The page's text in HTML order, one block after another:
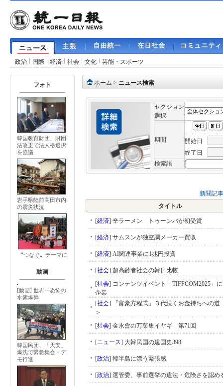
政治 国際 経済 社会 文化 芸能・スポーツ
フォト
韓国教育財団、財団
法改正で法人格選択
を協議
岩手県陸前高田市内
の震災状況
〝つなぐ〟テーマに
動画
[動画] 世界一恐怖の
水素爆弾
韓国民団、「天安」
爆沈で緊急集会・デ
モ行進
ホーム > ニュース検索
セクション
選択
期間
開始日
終了日
検索語
新聞記事
タイトル
[経済] 辛ラーメン トゥーンバが初受賞
[経済] サムスンが独空調メーカー買収
[経済] AI関連事業に1兆円投資
[社会] 超高齢者社会の韓日比較
[社会] コンテンツイベント「TIFFCOM2025」
企業
[社会] 「富豪方程式」３代続くお金持ちへの
＞
[社会] 金永會の万葉集イヤギ 第71回
[ニュース] 大韓民国の建国史398
[政治] 韓半島に漂う緊張感
[政治] 選管委、事前選挙の違法・危険さを認め